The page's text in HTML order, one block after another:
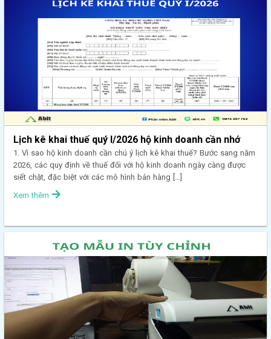
Lịch kê khai thuế quý I/2026 hộ kinh doanh cần nhớ
1. Vì sao hộ kinh doanh cần chú ý lịch kê khai thuế? Bước sang năm
2026, các quy định về thuế đối với hộ kinh doanh ngày càng được
siết chặt, đặc biệt với các mô hình bán hàng […]
Xem thêm